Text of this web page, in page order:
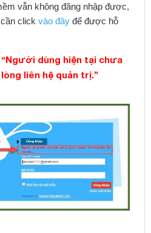
vẫn không đăng nhập được,
click vào đây để được hỗ
“Người dùng hiện tại chưa
liên hệ quản trị.”